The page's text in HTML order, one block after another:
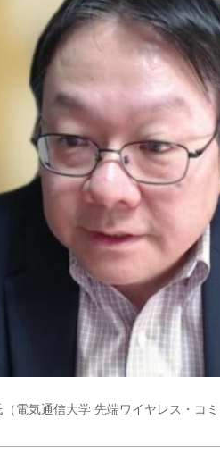
電気通信大学 先端ワイヤレス・コ